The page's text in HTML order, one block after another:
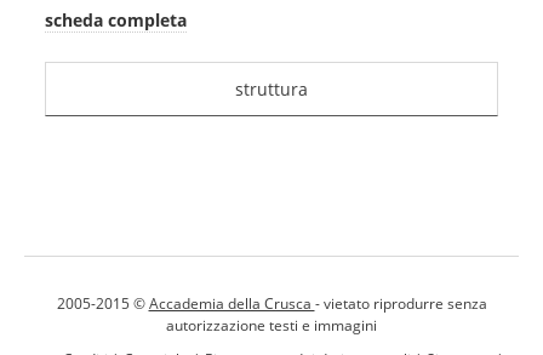
scheda completa
struttura
2005-2015 ©Accademia della Crusca - vietato riprodurre senza
autorizzazione testi e immagini